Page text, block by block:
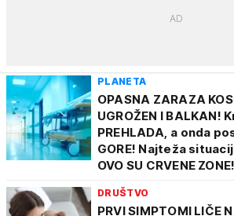
PLANETA
OPASNA ZARAZA
UGROŽEN I BALKAN!
PREHLADA, a onda
GORE! Najteža
OVO SU CRVENE ZONE!
DRUŠTVO
PRVI SIMPTOMI LIČE